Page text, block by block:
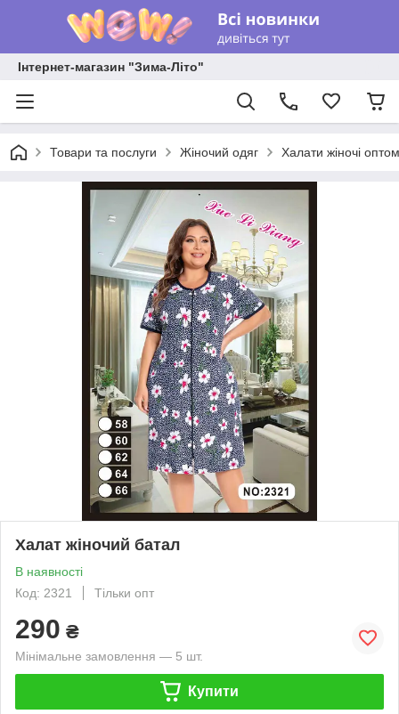
Інтернет-магазин "Зима-Літо"
Товари та послуги Жіночий одяг Халати жіночі оптом
Халат жіночий батал
В наявності
Код: 2321
Тільки опт
290 ₴
Мінімальне замовлення — 5 шт.
Купити